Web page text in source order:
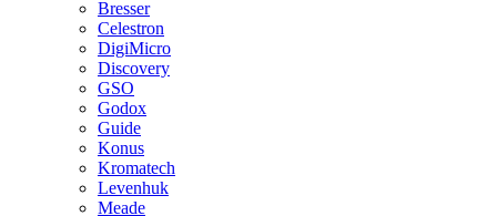
Bresser
Celestron
DigiMicro
Discovery
GSO
Godox
Guide
Konus
Kromatech
Levenhuk
Meade